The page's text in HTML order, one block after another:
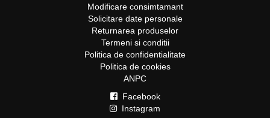
Modificare consimtamant
Solicitare date personale
Returnarea produselor
Termeni si conditii
Politica de confidentialitate
Politica de cookies
ANPC
Facebook
Instagram